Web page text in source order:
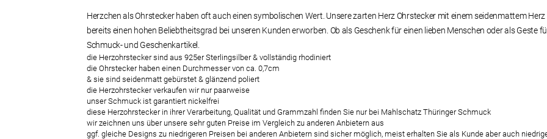
Herzchen als Ohrstecker haben oft auch einen symbolischen Wert. Unsere zarten Herz Ohrstecker mit einem seidenmattem
bereits einen hohen Beliebtheitsgrad bei unseren Kunden erworben. Ob als Geschenk für einen lieben Menschen oder als Geste
Schmuck- und Geschenkartikel.
die Herzohrstecker sind aus 925er Sterlingsilber & vollständig rhodiniert
die Ohrstecker haben einen Durchmesser von ca. 0,7cm
& sie sind seidenmatt gebürstet & glänzend poliert
die Herzohrstecker verkaufen wir nur paarweise
unser Schmuck ist garantiert nickelfrei
diese Herzohrstecker in ihrer Verarbeitung, Qualität und Grammzahl finden Sie nur bei Mahlschatz Thüringer Schmuck
wir zeichnen uns über unsere sehr guten Preise im Vergleich zu anderen Anbietern aus
ggf. gleiche Designs zu niedrigeren Preisen bei anderen Anbietern sind sicher möglich, meist erhalten Sie als Kunde aber auch